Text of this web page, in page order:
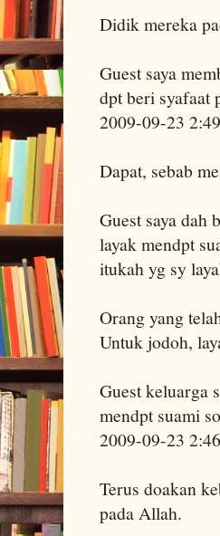
Didik mereka
Guest saya
dpt beri syafaat
2009-09-23
Dapat, sebab
Guest saya dah
layak mendpt
itukah yg sy
Orang yang
Untuk jodoh,
Guest keluarga
mendpt suami
2009-09-23
Terus doakan
pada Allah.